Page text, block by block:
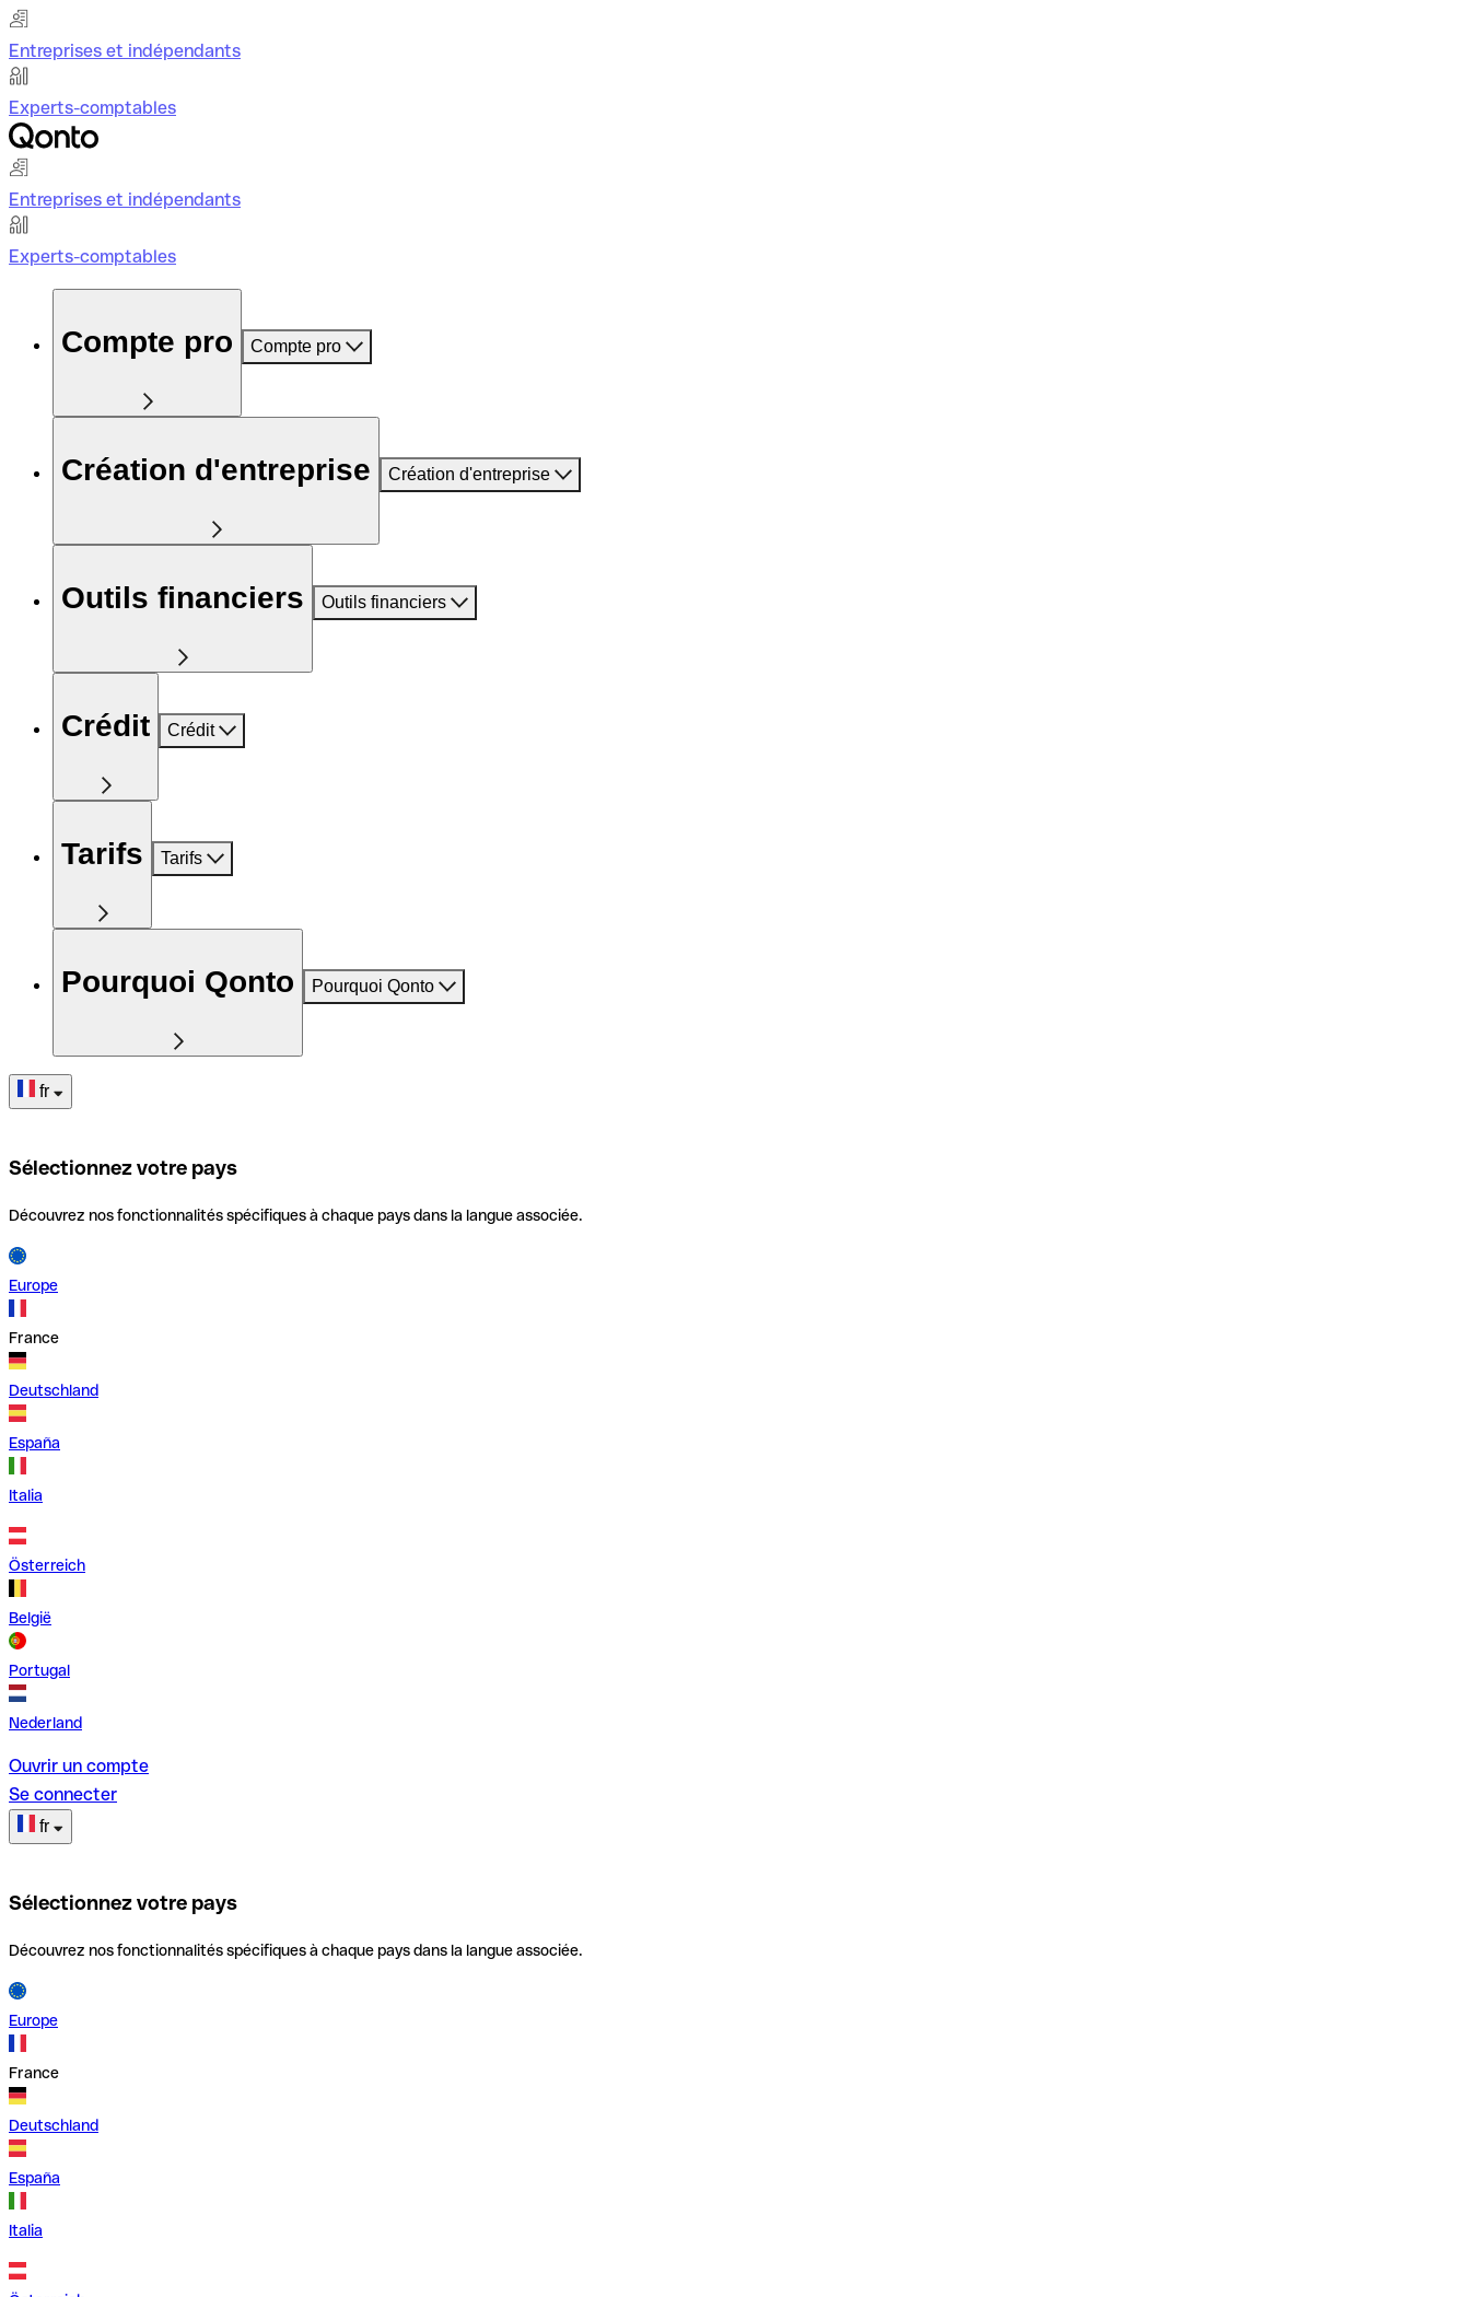
Entreprises et indépendants
Experts-comptables
Entreprises et indépendants
Experts-comptables
Compte pro Compte pro
Création d'entreprise Création d'entreprise
Outils financiers Outils financiers
Crédit Crédit
Tarifs Tarifs
Pourquoi Qonto Pourquoi Qonto
fr
Sélectionnez votre pays
Découvrez nos fonctionnalités spécifiques à chaque pays dans la langue associée.
Europe
France
Deutschland
España
Italia
Österreich
België
Portugal
Nederland
Ouvrir un compte
Se connecter
fr
Sélectionnez votre pays
Découvrez nos fonctionnalités spécifiques à chaque pays dans la langue associée.
Europe
France
Deutschland
España
Italia